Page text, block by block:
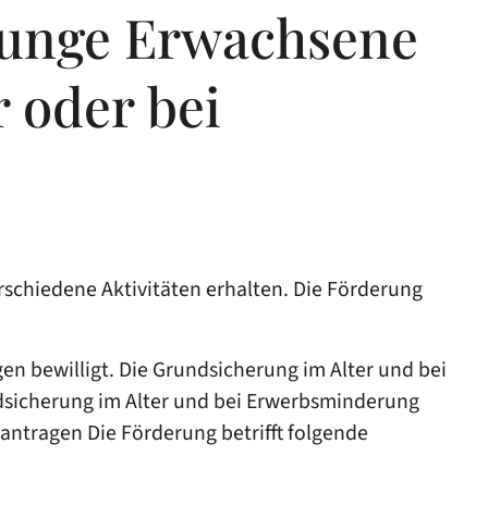
Erwachsene
oder bei
Aktivitäten erhalten. Die Förderung
bewilligt. Die Grundsicherung im Alter und bei
im Alter und bei Erwerbsminderung
Die Förderung betrifft folgende